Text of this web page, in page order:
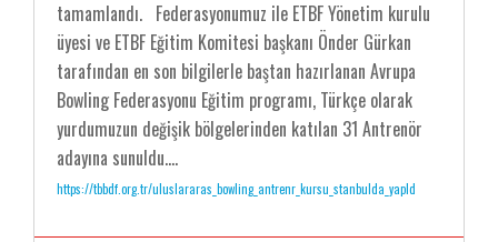
tamamlandı. Federasyonumuz ile ETBF Yönetim kurulu
üyesi ve ETBF Eğitim Komitesi başkanı Önder Gürkan
tarafından en son bilgilerle baştan hazırlanan Avrupa
Bowling Federasyonu Eğitim programı, Türkçe olarak
yurdumuzun değişik bölgelerinden katılan 31 Antrenör
adayına sunuldu....
https://tbbdf.org.tr/uluslararas_bowling_antrenr_kursu_stanbulda_yapld